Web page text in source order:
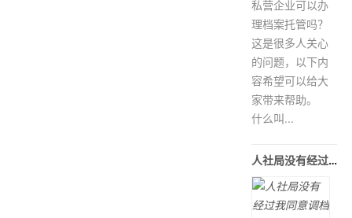
私营企业可以办
理档案托管吗？
这是很多人关心
的问题，以下内
容希望可以给大
家带来帮助。
什么叫...
人社局没有经过我同意调档案